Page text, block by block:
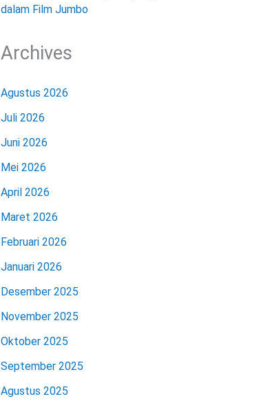
dalam Film Jumbo
Archives
Agustus 2026
Juli 2026
Juni 2026
Mei 2026
April 2026
Maret 2026
Februari 2026
Januari 2026
Desember 2025
November 2025
Oktober 2025
September 2025
Agustus 2025